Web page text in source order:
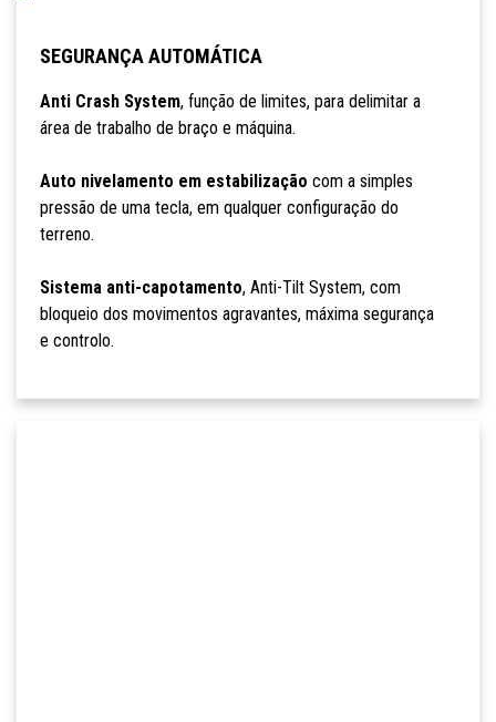
SEGURANÇA AUTOMÁTICA
Anti Crash System, função de limites, para delimitar a
área de trabalho de braço e máquina.
Auto nivelamento em estabilização com a simples
pressão de uma tecla, em qualquer configuração do
terreno.
Sistema anti-capotamento, Anti-Tilt System, com
bloqueio dos movimentos agravantes, máxima segurança
e controlo.